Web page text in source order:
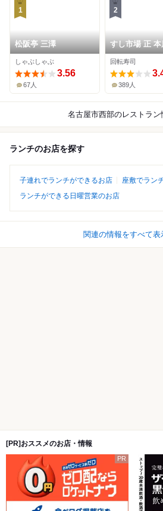
1
松阪亭 三澤
しゃぶしゃぶ
3.56
67人
2
すし市場 正 本
回転寿司
389人
名古屋市西部のレストラン
ランチのお店を探す
子連れでランチができるお店
座敷でラン
ランチができる日曜営業のお店
関連の情報をすべて表
[PR]おススメのお店・情報
PR